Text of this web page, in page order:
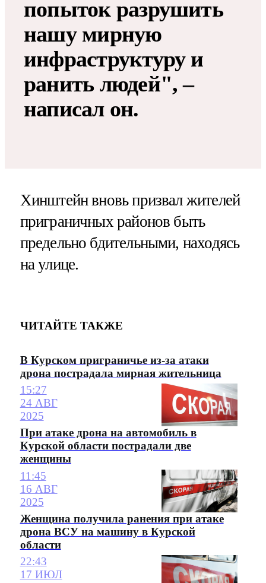
попыток разрушить
нашу мирную
инфраструктуру и
ранить людей", –
написал он.
Хинштейн вновь призвал жителей
приграничных районов быть
предельно бдительными, находясь
на улице.
ЧИТАЙТЕ ТАКЖЕ
В Курском приграничье из-за атаки
дрона пострадала мирная жительница
15:27
24 АВГ
2025
При атаке дрона на автомобиль в
Курской области пострадали две
женщины
11:45
16 АВГ
2025
Женщина получила ранения при атаке
дрона ВСУ на машину в Курской
области
22:43
17 ИЮЛ